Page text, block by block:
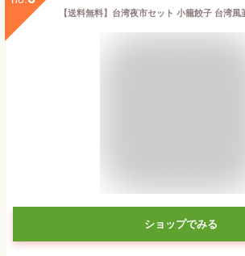
ショップでみる